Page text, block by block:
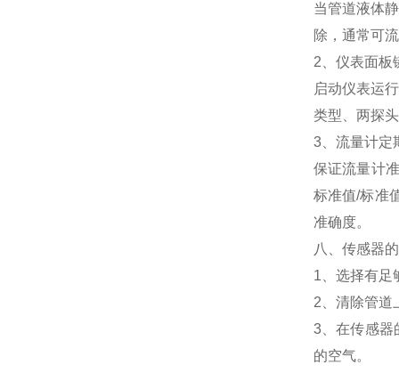
当管道液体
除，通常可
2、仪表面板
启动仪表运
类型、两探
3、流量计定
保证流量计
标准值/标准
准确度。
八、传感器
1、选择有足
2、清除管道
3、在传感器
的空气。